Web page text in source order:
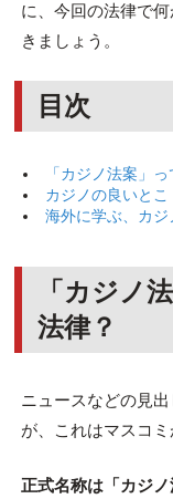
に、今回の法律で
きましょう。
目次
「カジノ法案」
カジノの良いとこ
海外に学ぶ、カ
「カジノ
法律？
ニュースなどの見
が、これはマスコミ
正式名称は「カジ